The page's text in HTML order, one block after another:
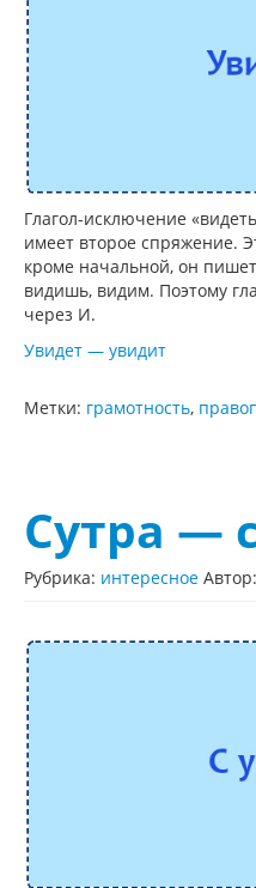
Глагол-исключение
имеет второе спряжение.
кроме начальной, он
видишь, видим. Поэтому
через И.
Увидет — увидит
Метки: грамотность,
Сутра —
Рубрика: интересное Автор: